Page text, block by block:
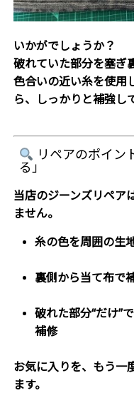
いかがでしょうか？
破れていた部分を塞ぎ
色合いの近い糸を使用
ら、しっかりと補強し
リペアのポイン
る」
当店のジーンズリペア
ません。
糸の色を周囲の生
裏側から当て布で
破れた部分“だけ”
補修
お気に入りを、もう一
ます。